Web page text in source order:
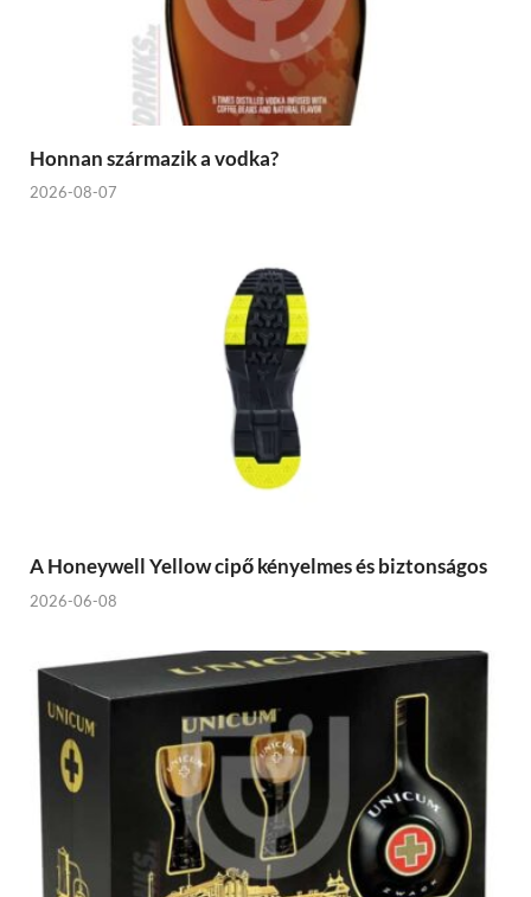
Honnan származik a vodka?
2026-08-07
A Honeywell Yellow cipő kényelmes és biztonságos
2026-06-08